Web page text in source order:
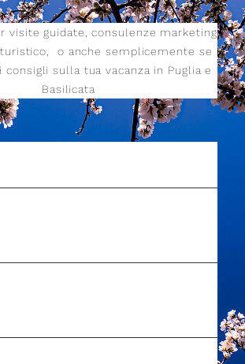
visite guidate, consulenze marketing
o anche semplicemente se
consigli sulla tua vacanza in Puglia e
Basilicata